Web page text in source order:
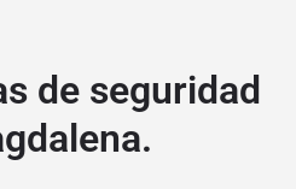
de seguridad